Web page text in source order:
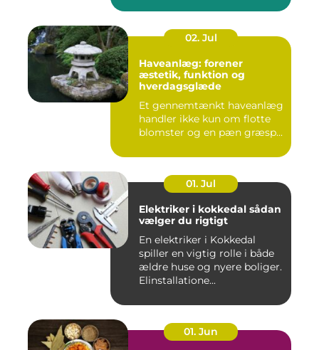
02. Jul
Haveanlæg: forener
æstetik, funktion og
hverdagsglæde
Et gennemtænkt haveanlæg
handler ikke kun om flotte
blomster og en pæn græsp...
01. Jul
Elektriker i kokkedal sådan
vælger du rigtigt
En elektriker i Kokkedal
spiller en vigtig rolle i både
ældre huse og nyere boliger.
Elinstallatione...
01. Jun